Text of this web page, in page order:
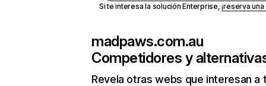
Si te interesa la solución Enterprise,¡reserva
madpaws.com.au
Competidores y
Revela otras webs que interesan a